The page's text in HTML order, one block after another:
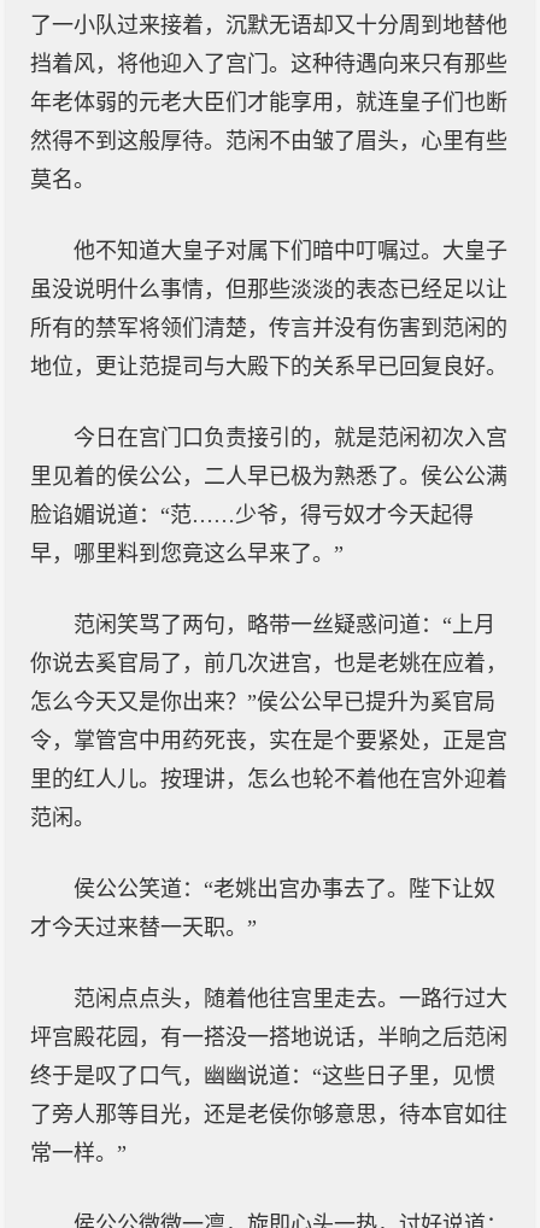
了一小队过来接着，沉默无语却又十分周到地替他
挡着风，将他迎入了宫门。这种待遇向来只有那些
年老体弱的元老大臣们才能享用，就连皇子们也断
然得不到这般厚待。范闲不由皱了眉头，心里有些
莫名。
他不知道大皇子对属下们暗中叮嘱过。大皇子
虽没说明什么事情，但那些淡淡的表态已经足以让
所有的禁军将领们清楚，传言并没有伤害到范闲的
地位，更让范提司与大殿下的关系早已回复良好。
今日在宫门口负责接引的，就是范闲初次入宫
里见着的侯公公，二人早已极为熟悉了。侯公公满
脸谄媚说道：“范……少爷，得亏奴才今天起得
早，哪里料到您竟这么早来了。”
范闲笑骂了两句，略带一丝疑惑问道：“上月
你说去奚官局了，前几次进宫，也是老姚在应着，
怎么今天又是你出来？”侯公公早已提升为奚官局
令，掌管宫中用药死丧，实在是个要紧处，正是宫
里的红人儿。按理讲，怎么也轮不着他在宫外迎着
范闲。
侯公公笑道：“老姚出宫办事去了。陛下让奴
才今天过来替一天职。”
范闲点点头，随着他往宫里走去。一路行过大
坪宫殿花园，有一搭没一搭地说话，半晌之后范闲
终于是叹了口气，幽幽说道：“这些日子里，见惯
了旁人那等目光，还是老侯你够意思，待本官如往
常一样。”